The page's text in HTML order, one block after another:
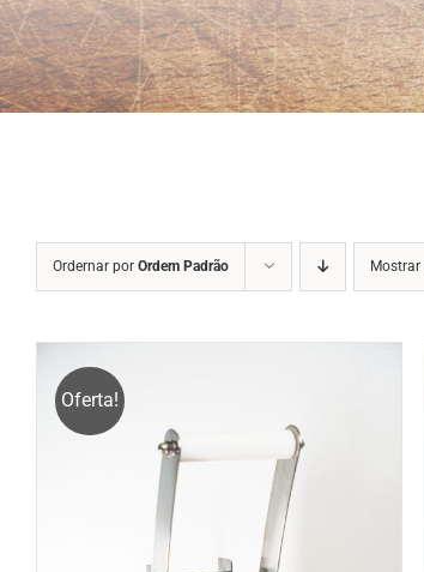
Ordernar por Ordem Padrão Mostrar
Oferta!